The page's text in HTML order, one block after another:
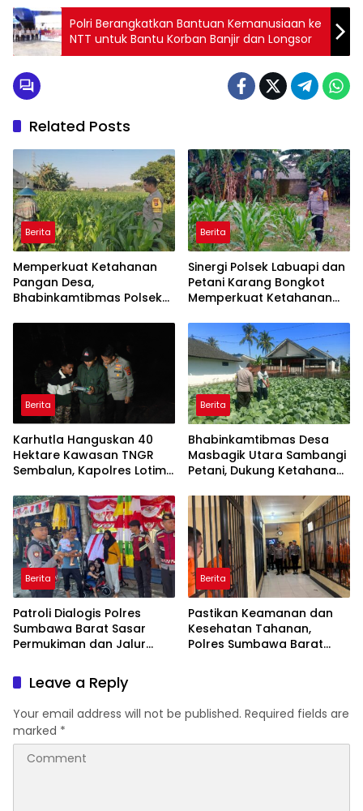
Polri Berangkatkan Bantuan Kemanusiaan ke
NTT untuk Bantu Korban Banjir dan Longsor
Related Posts
Berita
Memperkuat Ketahanan
Pangan Desa,
Bhabinkamtibmas Polsek
Kuranji Dalang
Berita
Sinergi Polsek Labuapi dan
Petani Karang Bongkot
Memperkuat Ketahanan
Berita
Karhutla Hanguskan 40
Hektare Kawasan TNGR
Sembalun, Kapolres Lotim
Api
Berita
Bhabinkamtibmas Desa
Masbagik Utara Sambangi
Petani, Dukung Ketahanan
Pangan
Berita
Patroli Dialogis Polres
Sumbawa Barat Sasar
Permukiman dan Jalur
Tetap Kondusif
Berita
Pastikan Keamanan dan
Kesehatan Tahanan,
Polres Sumbawa Barat
Leave a Reply
Your email address will not be published. Required fields are
marked *